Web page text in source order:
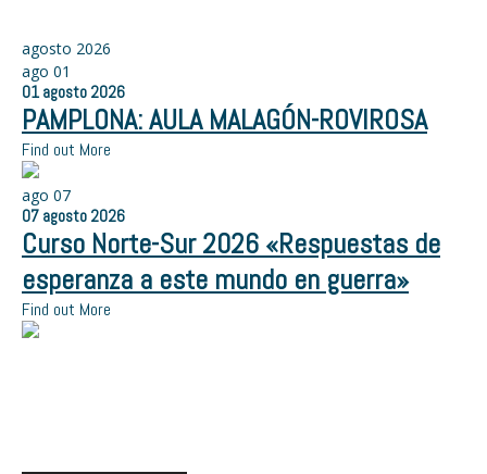
agosto 2026
ago 01
01 agosto 2026
PAMPLONA: AULA MALAGÓN-ROVIROSA
Find out More
ago 07
07 agosto 2026
Curso Norte-Sur 2026 «Respuestas de
esperanza a este mundo en guerra»
Find out More